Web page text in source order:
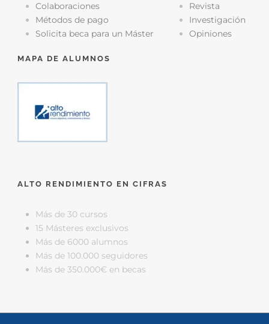
Colaboraciones
Métodos de pago
Solicita beca para un Máster
Revista
Investigación
Opiniones
MAPA DE ALUMNOS
ALTO RENDIMIENTO EN CIFRAS
Más de 30 cursos
15 Másteres exclusivos
Más de 6000 alumnos
Más de 100.000 seguidores
Más de 350.000€ en becas